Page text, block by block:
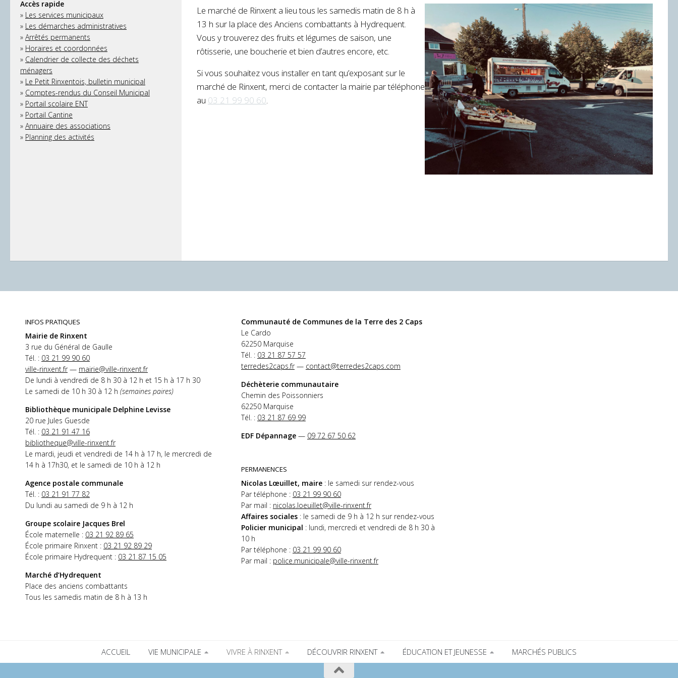
Le marché de Rinxent a lieu tous les samedis matin de 8 h à
13 h sur la place des Anciens combattants à Hydrequent.
Vous y trouverez des fruits et légumes de saison, une
rôtisserie, une boucherie et bien d’autres encore, etc.
Si vous souhaitez vous installer en tant qu’exposant sur le
marché de Rinxent, merci de contacter la mairie par téléphone
au 03 21 99 90 60.
Accès rapide
» Les services municipaux
» Les démarches administratives
» Arrêtés permanents
» Horaires et coordonnées
» Calendrier de collecte des déchets
ménagers
» Le Petit Rinxentois, bulletin municipal
» Comptes-rendus du Conseil Municipal
» Portail scolaire ENT
» Portail Cantine
» Annuaire des associations
» Planning des activités
INFOS PRATIQUES
Mairie de Rinxent
3 rue du Général de Gaulle
Tél. : 03 21 99 90 60
ville-rinxent.fr— mairie@ville-rinxent.fr
De lundi à vendredi de 8 h 30 à 12 h et 15 h à 17 h 30
Le samedi de 10 h 30 à 12 h (semaines paires)
Bibliothèque municipale Delphine Levisse
20 rue Jules Guesde
Tél. : 03 21 91 47 16
bibliotheque@ville-rinxent.fr
Le mardi, jeudi et vendredi de 14 h à 17 h, le mercredi de
14 h à 17h30, et le samedi de 10 h à 12 h
Agence postale communale
Tél. : 03 21 91 77 82
Du lundi au samedi de 9 h à 12 h
Groupe scolaire Jacques Brel
École maternelle : 03 21 92 89 65
École primaire Rinxent : 03 21 92 89 29
École primaire Hydrequent : 03 21 87 15 05
Marché d’Hydrequent
Place des anciens combattants
Tous les samedis matin de 8 h à 13 h
Communauté de Communes de la Terre des 2 Caps
Le Cardo
62250 Marquise
Tél. : 03 21 87 57 57
terredes2caps.fr— contact@terredes2caps.com
Déchèterie communautaire
Chemin des Poissonniers
62250 Marquise
Tél. : 03 21 87 69 99
EDF Dépannage— 09 72 67 50 62
PERMANENCES
Nicolas Lœuillet, maire: le samedi sur rendez-vous
Par téléphone : 03 21 99 90 60
Par mail : nicolas.loeuillet@ville-rinxent.fr
Affaires sociales: le samedi de 9 h à 12 h sur rendez-vous
Policier municipal : lundi, mercredi et vendredi de 8 h 30 à
10 h
Par téléphone : 03 21 99 90 60
Par mail : police.municipale@ville-rinxent.fr
ACCUEIL VIE MUNICIPALE VIVRE À RINXENT DÉCOUVRIR RINXENT ÉDUCATION ET JEUNESSE MARCHÉS PUBLICS